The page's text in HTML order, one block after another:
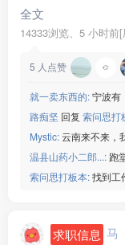
全文
14333浏览、 5 小时前
5 人点赞
就一卖东西的:宁波有
路痴坚 回复 索问思打
Mystic:云南来不来，
温县山药小二郎...: 跑
索问思打板本:找到工
求职信息 马